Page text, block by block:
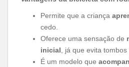
Permite que a criança
cedo.
Oferece uma sensação de
inicial , já que evita
É um modelo que